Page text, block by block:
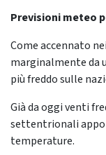
Previsioni meteo
Come accennato
marginalmente da
più freddo sulle
Già da oggi venti
settentrionali
temperature.